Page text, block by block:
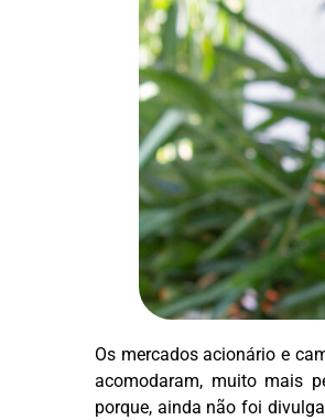
Os mercados acionário e
acomodaram, muito mais
porque, ainda não foi